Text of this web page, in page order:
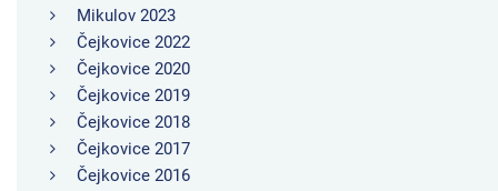
Mikulov 2023
Čejkovice 2022
Čejkovice 2020
Čejkovice 2019
Čejkovice 2018
Čejkovice 2017
Čejkovice 2016